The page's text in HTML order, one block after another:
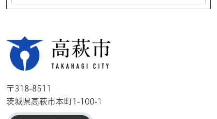
〒318-8511
茨城県高萩市本町1-100-1